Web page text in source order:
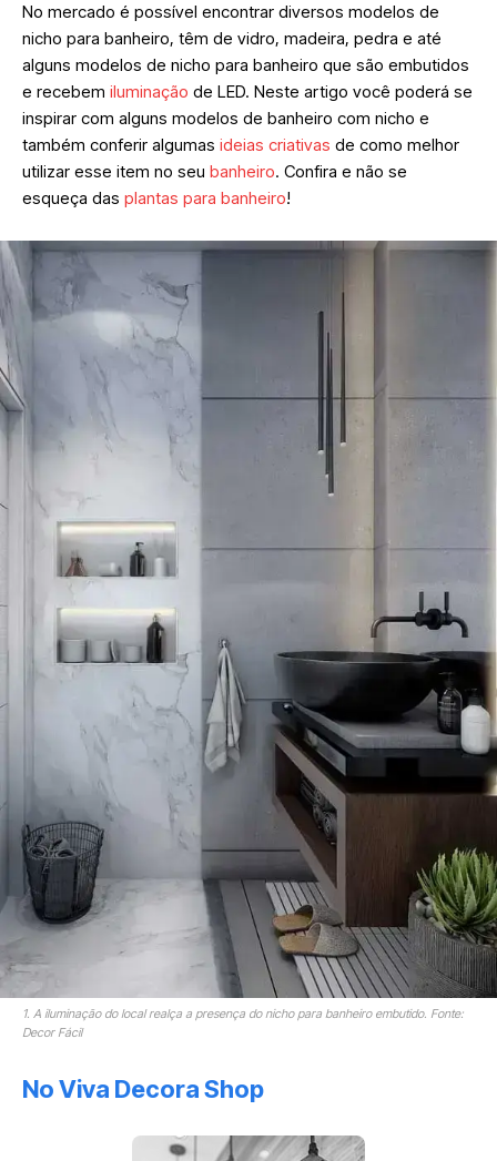
No mercado é possível encontrar diversos modelos de
nicho para banheiro, têm de vidro, madeira, pedra e até
alguns modelos de nicho para banheiro que são embutidos
e recebem iluminação de LED. Neste artigo você poderá se
inspirar com alguns modelos de banheiro com nicho e
também conferir algumas ideias criativas de como melhor
utilizar esse item no seu banheiro. Confira e não se
esqueça das plantas para banheiro!
1. A iluminação do local realça a presença do nicho para banheiro embutido. Fonte:
Decor Fácil
No Viva Decora Shop